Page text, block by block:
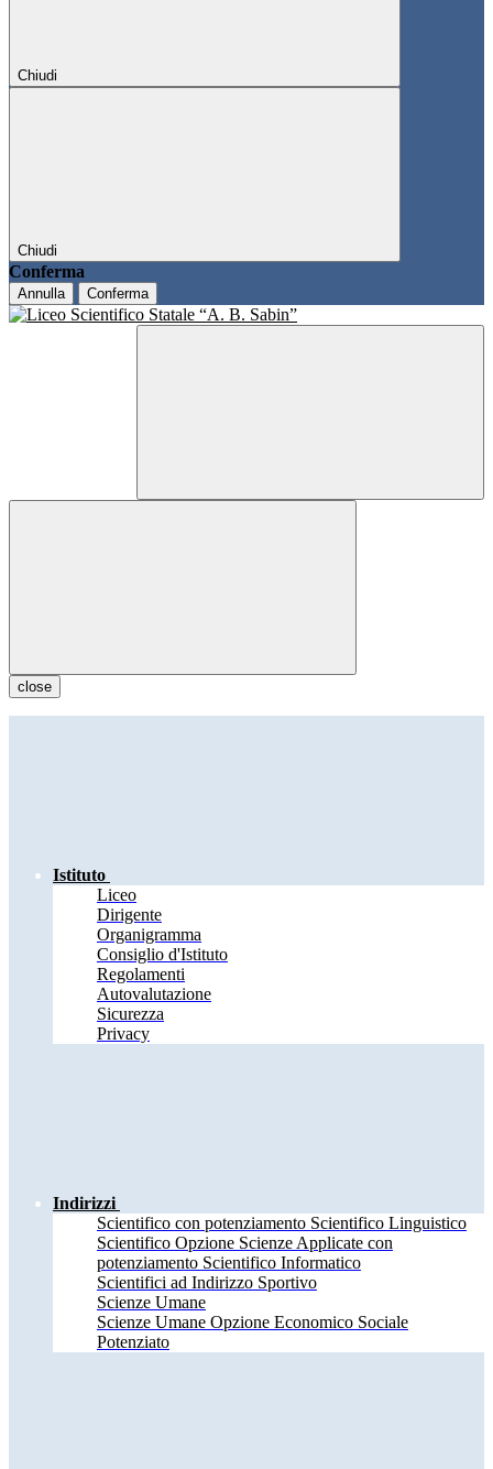
Chiudi
Chiudi
Conferma
Annulla Conferma
close
Istituto
Liceo
Dirigente
Organigramma
Consiglio d'Istituto
Regolamenti
Autovalutazione
Sicurezza
Privacy
Indirizzi
Scientifico con potenziamento Scientifico Linguistico
Scientifico Opzione Scienze Applicate con
potenziamento Scientifico Informatico
Scientifici ad Indirizzo Sportivo
Scienze Umane
Scienze Umane Opzione Economico Sociale
Potenziato